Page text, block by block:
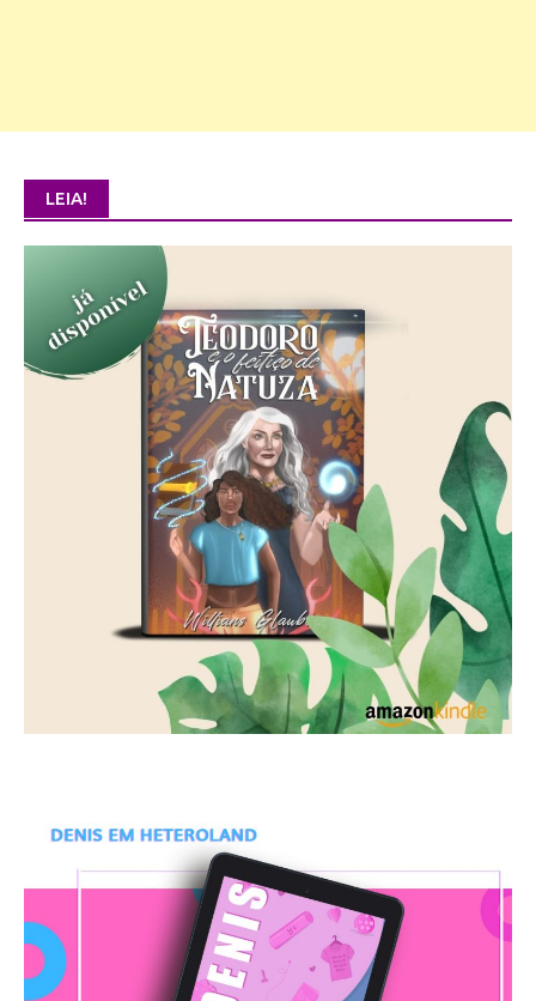
LEIA!